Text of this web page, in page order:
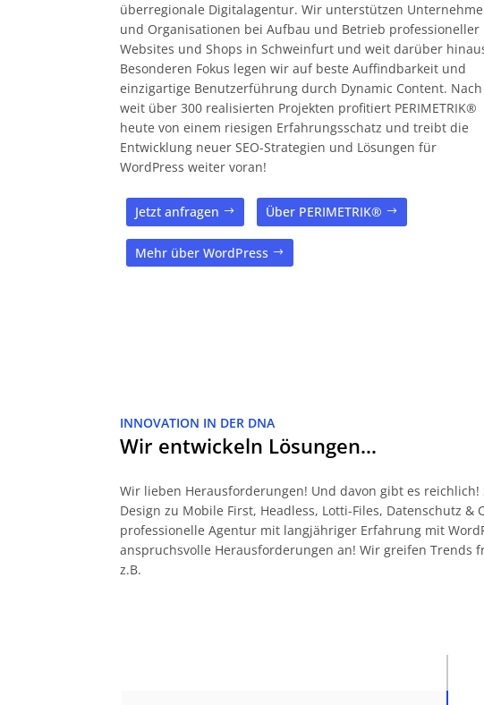
überregionale Digitalagentur. Wir unterstützen
und Organisationen bei Aufbau und Betrieb professioneller
Websites und Shops in Schweinfurt und weit darüber
Besonderen Fokus legen wir auf beste Auffindbarkeit und
einzigartige Benutzerführung durch Dynamic Content. Nach
weit über 300 realisierten Projekten profitiert PERIMETRIK®
heute von einem riesigen Erfahrungsschatz und treibt die
Entwicklung neuer SEO-Strategien und Lösungen für
WordPress weiter voran!
Jetzt anfragen Über PERIMETRIK®
Mehr über WordPress
INNOVATION IN DER DNA
Wir entwickeln Lösungen…
Wir lieben Herausforderungen! Und davon gibt es
Design zu Mobile First, Headless, Lotti-Files, Datenschutz
professionelle Agentur mit langjähriger Erfahrung mit
anspruchsvolle Herausforderungen an! Wir greifen
z.B.